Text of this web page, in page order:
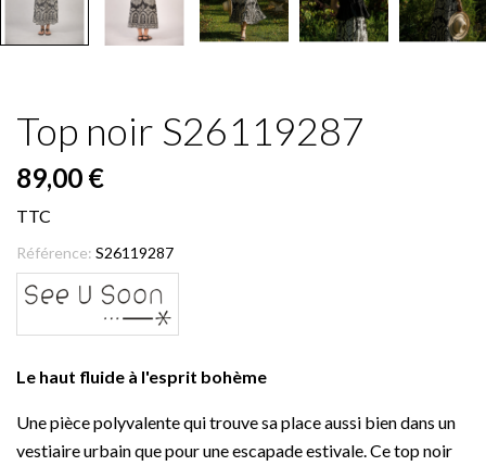
Top noir S26119287
89,00 €
TTC
Référence: S26119287
Le haut fluide à l'esprit bohème
Une pièce polyvalente qui trouve sa place aussi bien dans un
vestiaire urbain que pour une escapade estivale. Ce top noir